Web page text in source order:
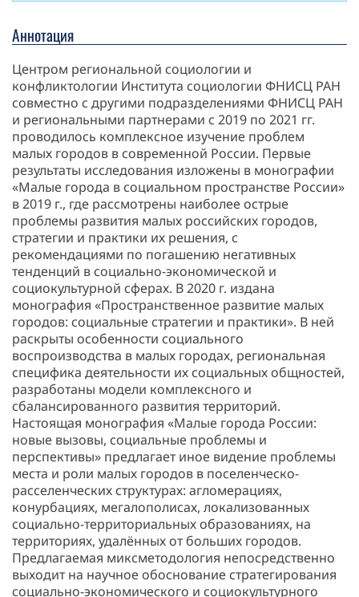
Аннотация
Центром региональной социологии и
конфликтологии Института социологии ФНИСЦ РАН
совместно с другими подразделениями ФНИСЦ РАН
и региональными партнерами с 2019 по 2021 гг.
проводилось комплексное изучение проблем
малых городов в современной России. Первые
результаты исследования изложены в монографии
«Малые города в социальном пространстве России»
в 2019 г., где рассмотрены наиболее острые
проблемы развития малых российских городов,
стратегии и практики их решения, с
рекомендациями по погашению негативных
тенденций в социально-экономической и
социокультурной сферах. В 2020 г. издана
монография «Пространственное развитие малых
городов: социальные стратегии и практики». В ней
раскрыты особенности социального
воспроизводства в малых городах, региональная
специфика деятельности их социальных общностей,
разработаны модели комплексного и
сбалансированного развития территорий.
Настоящая монография «Малые города России:
новые вызовы, социальные проблемы и
перспективы» предлагает иное видение проблемы
места и роли малых городов в поселенческо-
расселенческих структурах: агломерациях,
конурбациях, мегалополисах, локализованных
социально-территориальных образованиях, на
территориях, удалённых от больших городов.
Предлагаемая миксметодология непосредственно
выходит на научное обоснование стратегирования
социально-экономического и социокультурного